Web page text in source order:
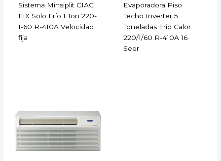
Sistema Minsiplit CIAC
FIX Solo Frío 1 Ton 220-
1-60 R-410A Velocidad
fija
Evaporadora Piso
Techo Inverter 5
Toneladas Frio Calor
220/1/60 R-410A 16
Seer